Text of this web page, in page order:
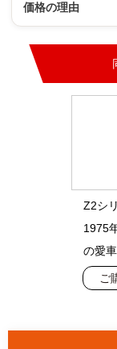
価格の理由
Z2シ
1975
の愛車
ご